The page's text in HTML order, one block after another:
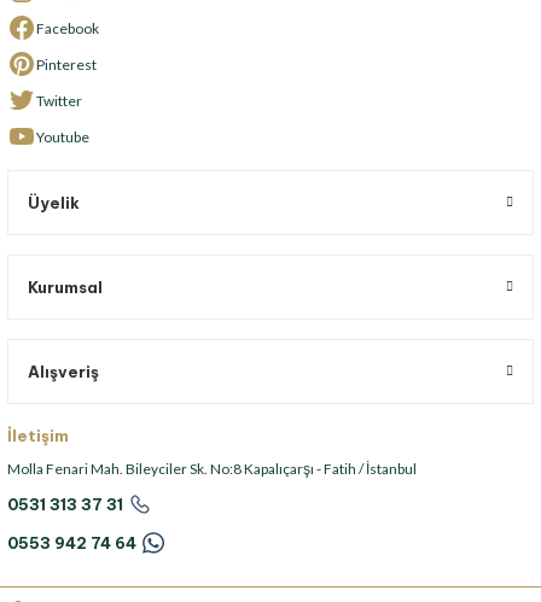
Facebook
Pinterest
Twitter
Youtube
Üyelik
Kurumsal
Alışveriş
İletişim
Molla Fenari Mah. Bileyciler Sk. No:8 Kapalıçarşı - Fatih / İstanbul
0531 313 37 31
0553 942 74 64